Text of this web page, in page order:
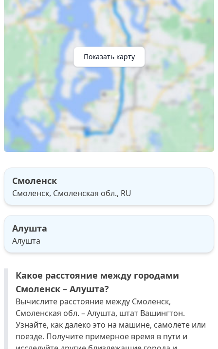
Показать карту
Смоленск
Смоленск, Смоленская обл., RU
Алушта
Алушта
Какое расстояние между городами
Смоленск – Алушта?
Вычислите расстояние между Смоленск,
Смоленская обл. – Алушта, штат Вашингтон.
Узнайте, как далеко это на машине, самолете или
поезде. Получите примерное время в пути и